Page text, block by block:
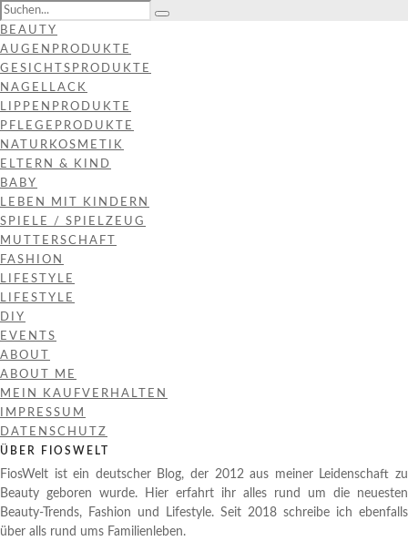
BEAUTY
AUGENPRODUKTE
GESICHTSPRODUKTE
NAGELLACK
LIPPENPRODUKTE
PFLEGEPRODUKTE
NATURKOSMETIK
ELTERN & KIND
BABY
LEBEN MIT KINDERN
SPIELE / SPIELZEUG
MUTTERSCHAFT
FASHION
LIFESTYLE
LIFESTYLE
DIY
EVENTS
ABOUT
ABOUT ME
MEIN KAUFVERHALTEN
IMPRESSUM
DATENSCHUTZ
ÜBER FIOSWELT
FiosWelt ist ein deutscher Blog, der 2012 aus meiner Leidenschaft zu
Beauty geboren wurde. Hier erfahrt ihr alles rund um die neuesten
Beauty-Trends, Fashion und Lifestyle. Seit 2018 schreibe ich ebenfalls
über alls rund ums Familienleben.